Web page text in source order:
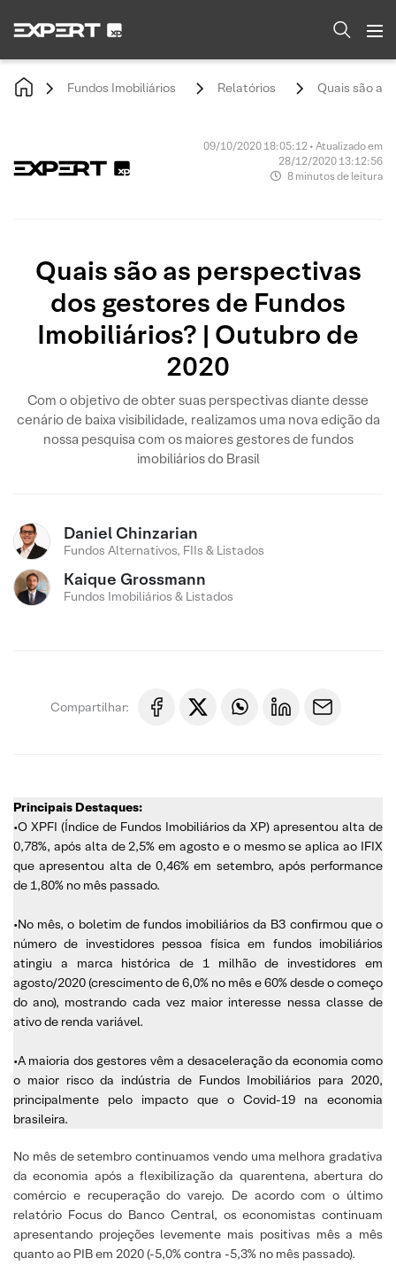
Fundos Imobiliários Relatórios Quais são as
09/10/2020 18:05:12 • Atualizado em
28/12/2020 13:12:56
8 minutos de leitura
Quais são as perspectivas
dos gestores de Fundos
Imobiliários? | Outubro de
2020
Com o objetivo de obter suas perspectivas diante desse
cenário de baixa visibilidade, realizamos uma nova edição da
nossa pesquisa com os maiores gestores de fundos
imobiliários do Brasil
Daniel Chinzarian
Fundos Alternativos, FIIs & Listados
Kaique Grossmann
Fundos Imobiliários & Listados
Compartilhar:
Principais Destaques:
•O XPFI (Índice de Fundos Imobiliários da XP) apresentou alta de
0,78%, após alta de 2,5% em agosto e o mesmo se aplica ao IFIX
que apresentou alta de 0,46% em setembro, após performance
de 1,80% no mês passado.
•No mês, o boletim de fundos imobiliários da B3 confirmou que o
número de investidores pessoa física em fundos imobiliários
atingiu a marca histórica de 1 milhão de investidores em
agosto/2020 (crescimento de 6,0% no mês e 60% desde o começo
do ano), mostrando cada vez maior interesse nessa classe de
ativo de renda variável.
•A maioria dos gestores vêm a desaceleração da economia como
o maior risco da indústria de Fundos Imobiliários para 2020,
principalmente pelo impacto que o Covid-19 na economia
brasileira.
No mês de setembro continuamos vendo uma melhora gradativa
da economia após a flexibilização da quarentena, abertura do
comércio e recuperação do varejo. De acordo com o último
relatório Focus do Banco Central, os economistas continuam
apresentando projeções levemente mais positivas mês a mês
quanto ao PIB em 2020 (-5,0% contra -5,3% no mês passado).